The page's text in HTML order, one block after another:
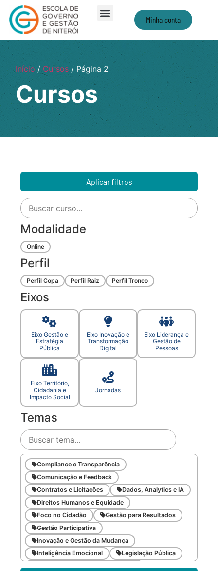
Minha conta
Início/Cursos/ Página 2
Cursos
Aplicar filtros
Modalidade
Online
Perfil
Perfil Copa Perfil Raiz Perfil Tronco
Eixos
Eixo Gestão e
Estratégia
Pública
Eixo Inovação e
Transformação
Digital
Eixo Liderança e
Gestão de
Pessoas
Eixo Território,
Cidadania e
Impacto Social
Jornadas
Temas
Compliance e Transparência
Comunicação e Feedback
Contratos e Licitações
Dados, Analytics e IA
Direitos Humanos e Equidade
Foco no Cidadão
Gestão para Resultados
Gestão Participativa
Inovação e Gestão da Mudança
Inteligência Emocional
Legislação Pública
Meio Ambiente e Sustentabilidade